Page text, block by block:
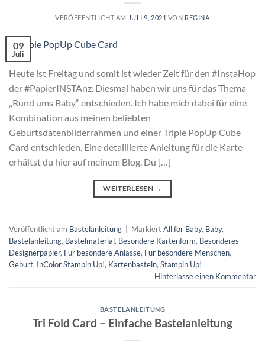
VERÖFFENTLICHT AM JULI 9, 2021 VON REGINA
09
Juli
Heute ist Freitag und somit ist wieder Zeit für den #InstaHop
der #PapierINSTAnz. Diesmal haben wir uns für das Thema
„Rund ums Baby“ entschieden. Ich habe mich dabei für eine
Kombination aus meinen beliebten
Geburtsdatenbilderrahmen und einer Triple PopUp Cube
Card entschieden. Eine detaillierte Anleitung für die Karte
erhältst du hier auf meinem Blog. Du […]
WEITERLESEN →
Veröffentlicht am Bastelanleitung MarkiertAll for Baby, Baby,
Bastelanleitung, Bastelmaterial, Besondere Kartenform, Besonderes
Designerpapier, Für besondere Anlässe, Für besondere Menschen,
Geburt, InColor Stampin'Up!, Kartenbasteln, Stampin'Up!
Hinterlasse einen Kommentar
BASTELANLEITUNG
Tri Fold Card – Einfache Bastelanleitung